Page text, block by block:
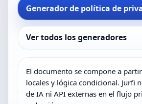
Generador de política de
Ver todos los generadores
El documento se compone a
locales y lógica condicional. Jurfi
de IA ni API externas en el flujo